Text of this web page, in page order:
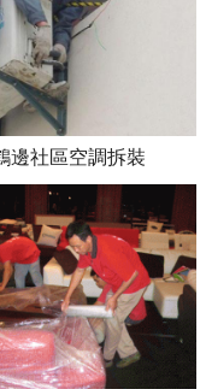
邊社區空調拆裝